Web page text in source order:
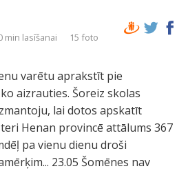
min lasīšanai 15 foto
varētu aprakstīt pie
aizrauties. Šoreiz skolas
lai dotos apskatīt
Henan provincē attālums 367
pa vienu dienu droši
23.05 Šomēnes nav